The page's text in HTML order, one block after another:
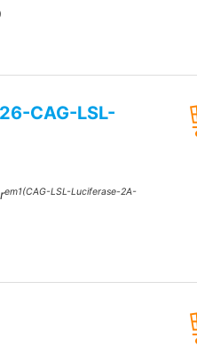
CAG-LSL-
em1(CAG-LSL-Luciferase-2A-